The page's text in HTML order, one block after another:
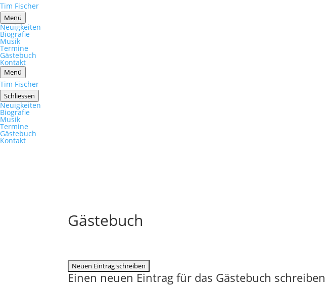
Tim Fischer
Menü
Neuigkeiten
Biografie
Musik
Termine
Gästebuch
Kontakt
Menü
Tim Fischer
Schliessen
Neuigkeiten
Biografie
Musik
Termine
Gästebuch
Kontakt
Gästebuch
Einen neuen Eintrag für das Gästebuch schreiben